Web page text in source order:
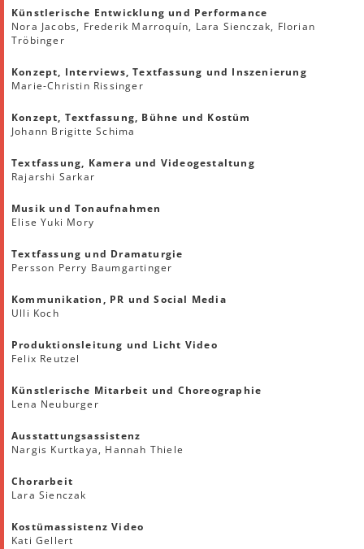
Künstlerische Entwicklung und Performance
Nora Jacobs, Frederik Marroquín, Lara Sienczak, Florian
Tröbinger
Konzept, Interviews, Textfassung und Inszenierung
Marie-Christin Rissinger
Konzept, Textfassung, Bühne und Kostüm
Johann Brigitte Schima
Textfassung, Kamera und Videogestaltung
Rajarshi Sarkar
Musik und Tonaufnahmen
Elise Yuki Mory
Textfassung und Dramaturgie
Persson Perry Baumgartinger
Kommunikation, PR und Social Media
Ulli Koch
Produktionsleitung und Licht Video
Felix Reutzel
Künstlerische Mitarbeit und Choreographie
Lena Neuburger
Ausstattungsassistenz
Nargis Kurtkaya, Hannah Thiele
Chorarbeit
Lara Sienczak
Kostümassistenz Video
Kati Gellert